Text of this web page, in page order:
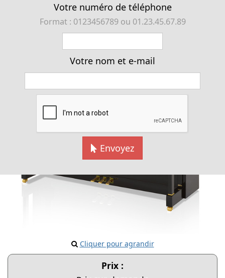
Cliquer pour agrandir
Prix :
Votre numéro de téléphone
Format : 0123456789 ou 01.23.45.67.89
Votre nom et e-mail
Envoyez